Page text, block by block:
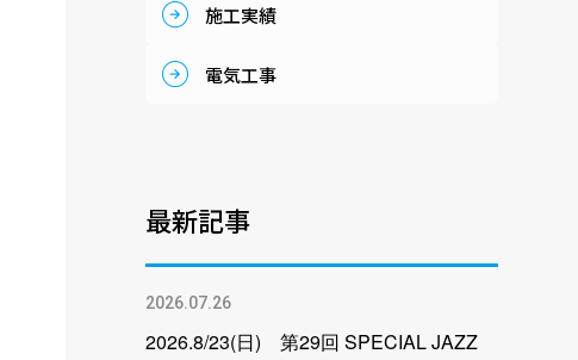
施工実績
電気工事
最新記事
2026.07.26
2026.8/23(日) 第29回 SPECIAL JAZZ